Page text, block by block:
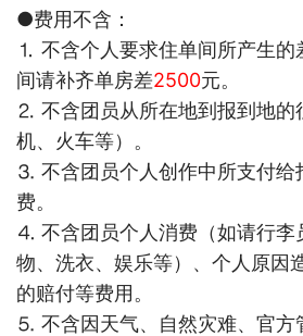
●费用不含：
⒈ 不含个人要求住单间所产生的
间请补齐单房差2500元。
⒉ 不含团员从所在地到报到地的
机、火车等）。
⒊ 不含团员个人创作中所支付给
费。
⒋ 不含团员个人消费（如请行李
物、洗衣、娱乐等）、个人原因
的赔付等费用。
⒌ 不含因天气、自然灾难、官方